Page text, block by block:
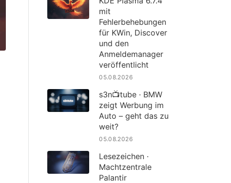
mit
Fehlerbehebungen
für KWin, Discover
und den
Anmeldemanager
veröffentlicht
05.08.2026
s3n📺tube · BMW
zeigt Werbung im
Auto – geht das zu
weit?
05.08.2026
Lesezeichen ·
Machtzentrale
Palantir